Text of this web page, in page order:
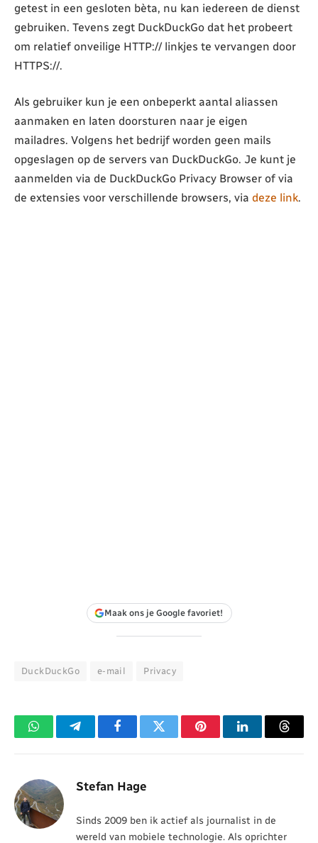
getest in een gesloten bèta, nu kan iedereen de dienst
gebruiken. Tevens zegt DuckDuckGo dat het probeert
om relatief onveilige HTTP:// linkjes te vervangen door
HTTPS://.
Als gebruiker kun je een onbeperkt aantal aliassen
aanmaken en laten doorsturen naar je eigen
mailadres. Volgens het bedrijf worden geen mails
opgeslagen op de servers van DuckDuckGo. Je kunt je
aanmelden via de DuckDuckGo Privacy Browser of via
de extensies voor verschillende browsers, via deze link.
Maak ons je Google favoriet!
DuckDuckGo e-mail Privacy
WhatsAppTelegramFacebookTwitter PinterestLinkedIn
Stefan Hage
Sinds 2009 ben ik actief als journalist in de
wereld van mobiele technologie. Als oprichter